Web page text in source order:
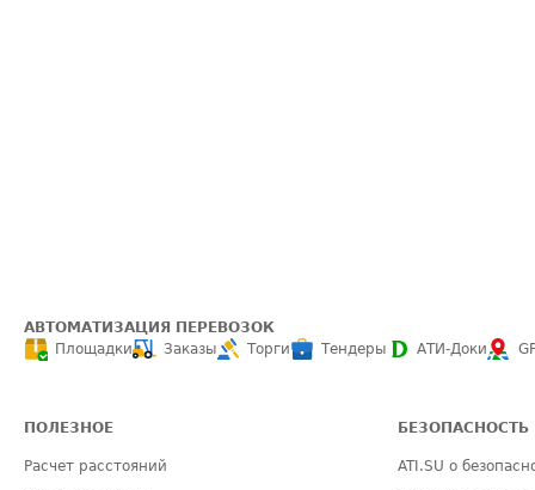
АВТОМАТИЗАЦИЯ ПЕРЕВОЗОК
Площадки
Заказы Торги Тендеры АТИ-Доки
ПОЛЕЗНОЕ
Расчет расстояний
БЕЗОПАСНОСТЬ
ATI.SU о